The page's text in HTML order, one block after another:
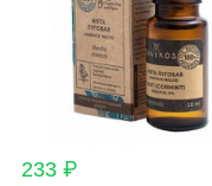
233 ₽